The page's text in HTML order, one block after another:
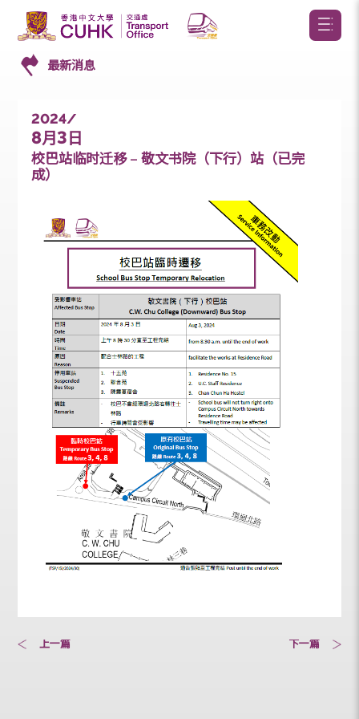
最新消息
2024/
8月3日
校巴站临时迁移 – 敬文书院（下行）站（已完